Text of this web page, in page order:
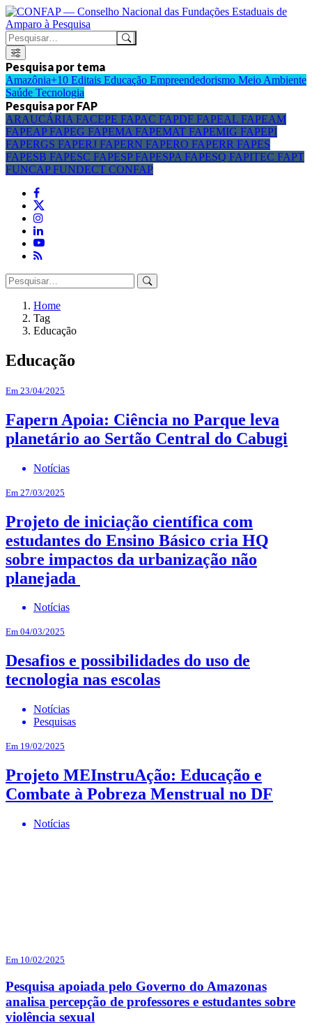
Pesquisa por tema
Amazônia+10 Editais Educação Empreendedorismo Meio Ambiente
Saúde Tecnologia
Pesquisa por FAP
ARAUCÁRIA FACEPE FAPAC FAPDF FAPEAL FAPEAM
FAPEAPFAPEG FAPEMA FAPEMAT FAPEMIG FAPEPI
FAPERGS FAPERJ FAPERN FAPERO FAPERR FAPES
FAPESB FAPESC FAPESPFAPESPA FAPESQ FAPITEC FAPT
FUNCAPFUNDECT CONFAP
Home
Tag
Educação
Educação
Em 23/04/2025
Fapern Apoia: Ciência no Parque leva
planetário ao Sertão Central do Cabugi
Notícias
Em 27/03/2025
Projeto de iniciação científica com
estudantes do Ensino Básico cria HQ
sobre impactos da urbanização não
planejada
Notícias
Em 04/03/2025
Desafios e possibilidades do uso de
tecnologia nas escolas
Notícias
Pesquisas
Em 19/02/2025
Projeto MEInstruAção: Educação e
Combate à Pobreza Menstrual no DF
Notícias
Em 10/02/2025
Pesquisa apoiada pelo Governo do Amazonas
analisa percepção de professores e estudantes sobre
violência sexual